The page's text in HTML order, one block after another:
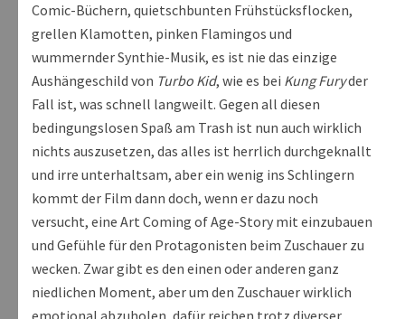
Comic-Büchern, quietschbunten Frühstücksflocken,
grellen Klamotten, pinken Flamingos und
wummernder Synthie-Musik, es ist nie das einzige
Aushängeschild von Turbo Kid, wie es bei Kung Furyder
Fall ist, was schnell langweilt. Gegen all diesen
bedingungslosen Spaß am Trash ist nun auch wirklich
nichts auszusetzen, das alles ist herrlich durchgeknallt
und irre unterhaltsam, aber ein wenig ins Schlingern
kommt der Film dann doch, wenn er dazu noch
versucht, eine Art Coming of Age-Story mit einzubauen
und Gefühle für den Protagonisten beim Zuschauer zu
wecken. Zwar gibt es den einen oder anderen ganz
niedlichen Moment, aber um den Zuschauer wirklich